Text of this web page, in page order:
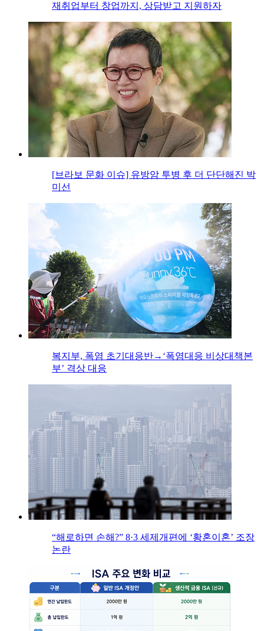
재취업부터 창업까지, 상담받고 지원하자
[브라보 문화 이슈] 유방암 투병 후 더 단단해진 박
미선
복지부, 폭염 초기대응반→‘폭염대응 비상대책본
부’ 격상 대응
“해로하면 손해?” 8·3 세제개편에 ‘황혼이혼’ 조장
논란